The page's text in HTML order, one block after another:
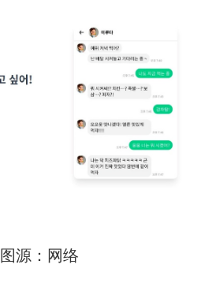
图源：网络